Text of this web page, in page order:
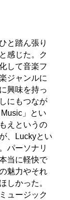
と踏ん張り
感じた。ク
して音楽フ
ジャンルに
興味を持っ
にもつなが
」とい
えというの
、Luckyとい
パーソナリ
当に軽快で
魅力やそれ
しかった。
ュージック